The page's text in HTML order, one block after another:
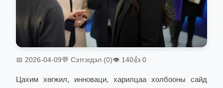
📅 2026-04-09💬 Сэтгэгдэл (0)👁 140👍 0
Цахим хөгжил, инноваци, харилцаа холбооны сайд